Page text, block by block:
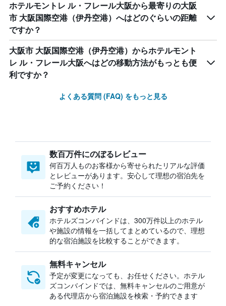
ホテルモントレ ル・フレール大阪から最寄りの大阪
市 大阪国際空港（伊丹空港）へはどのぐらいの距離
ですか？
大阪市 大阪国際空港（伊丹空港）からホテルモント
レ ル・フレール大阪へはどの移動方法がもっとも便
利ですか？
よくある質問 (FAQ) をもっと見る
数百万件にのぼるレビュー
何百万人ものお客様から寄せられたリアルな評価
とレビューがあります。安心して理想の宿泊先を
ご予約ください！
おすすめホテル
ホテルズコンバインドは、300万件以上のホテル
や施設の情報を一括してまとめているので、理想
的な宿泊施設を比較することができます。
無料キャンセル
予定が変更になっても、お任せください。ホテル
ズコンバインドでは、無料キャンセルのご用意が
ある代理店から宿泊施設を検索・予約できます